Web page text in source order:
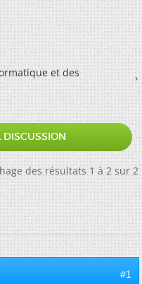
et des
DISCUSSION
des résultats 1 à 2 sur 2
#1